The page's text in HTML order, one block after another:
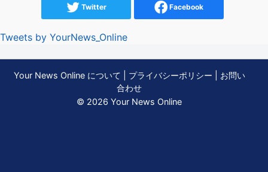
Twitter Facebook
Tweets by YourNews_Online
Your News Online について プライバシーポリシー
お問い
合わせ
© 2026 Your News Online